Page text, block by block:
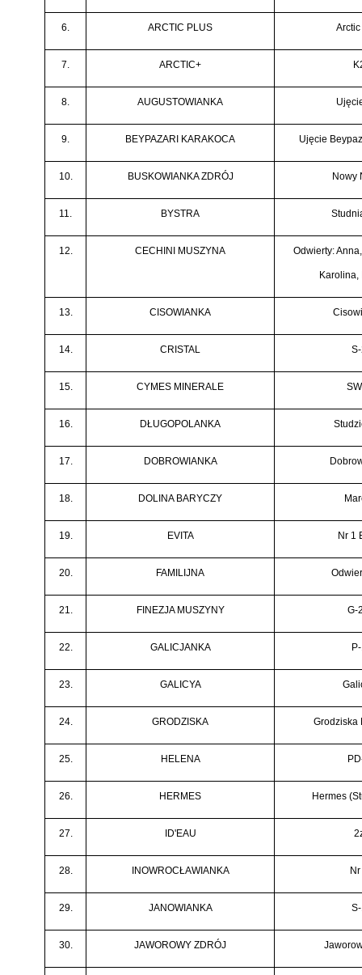
6. ARCTIC PLUS
7. ARCTIC+
8. AUGUSTOWIANKA
9. BEYPAZARI KARAKOCA Ujęcie
10. BUSKOWIANKA ZDRÓJ Nowy
11. BYSTRA
12. CECHINI MUSZYNA Odwierty:
Karolina,
13. CISOWIANKA
14. CRISTAL
15. CYMES MINERALE
16. DŁUGOPOLANKA
17. DOBROWIANKA
18. DOLINA BARYCZY
19. EVITA Nr 1
20. FAMILIJNA
21. FINEZJA MUSZYNY G-
22. GALICJANKA
23. GALICYA
24. GRODZISKA Grodziska
25. HELENA
26. HERMES Hermes
27. ID'EAU
28. INOWROCŁAWIANKA
29. JANOWIANKA
30. JAWOROWY ZDRÓJ